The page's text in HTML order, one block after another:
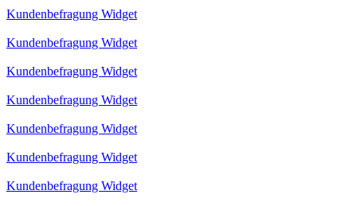
Kundenbefragung Widget
Kundenbefragung Widget
Kundenbefragung Widget
Kundenbefragung Widget
Kundenbefragung Widget
Kundenbefragung Widget
Kundenbefragung Widget